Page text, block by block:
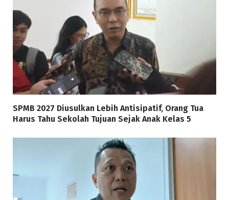
SPMB 2027 Diusulkan Lebih Antisipatif, Orang Tua
Harus Tahu Sekolah Tujuan Sejak Anak Kelas 5